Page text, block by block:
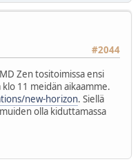
#2044
Zen tositoimissa ensi
11 meidän aikaamme.
new-horizon. Siellä
olla kiduttamassa